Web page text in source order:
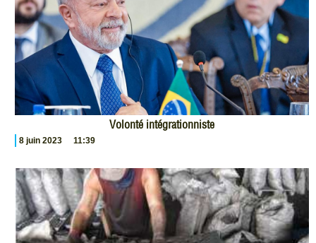
Volonté intégrationniste
8 juin 2023 11:39